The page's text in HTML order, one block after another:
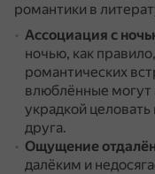
романтики в
Ассоциация с
ночью, как
романтических
влюблённые могут
украдкой
друга.
Ощущение
далёким и